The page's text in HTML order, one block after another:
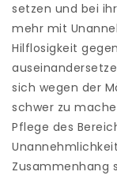
setzen und bei
mehr mit
Hilflosigkeit
sich wegen der
schwer zu
Pflege des
Zusammenhang